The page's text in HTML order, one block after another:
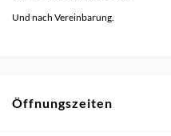
Und nach Vereinbarung.
Öffnungszeiten